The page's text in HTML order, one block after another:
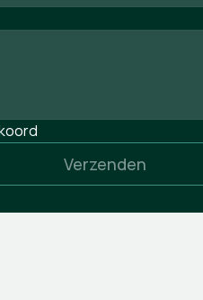
Verzenden